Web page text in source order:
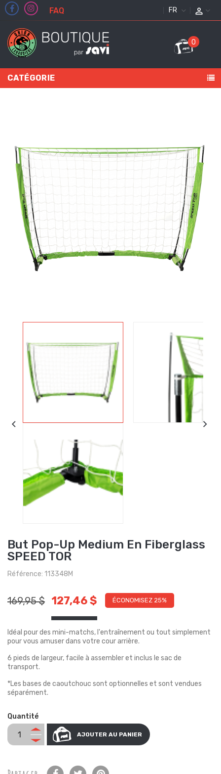
FAQ FRANÇAIS
0
CATÉGORIE
But Pop-Up Medium En Fiberglass
SPEED TOR
Référence: 113348M
169,95 $ 127,46 $ ÉCONOMISEZ 25%
Idéal pour des mini-matchs, l'entraînement ou tout simplement
pour vous amuser dans votre cour arrière.
6 pieds de largeur, facile à assembler et inclus le sac de
transport.
*Les bases de caoutchouc sont optionnelles et sont vendues
séparément.
Quantité
AJOUTER AU PANIER